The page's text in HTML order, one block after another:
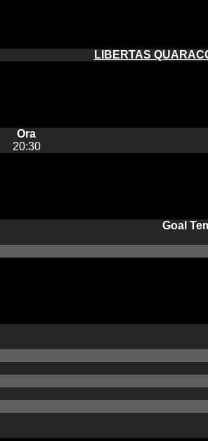
LIBERTAS
Ora
20:30
Goal